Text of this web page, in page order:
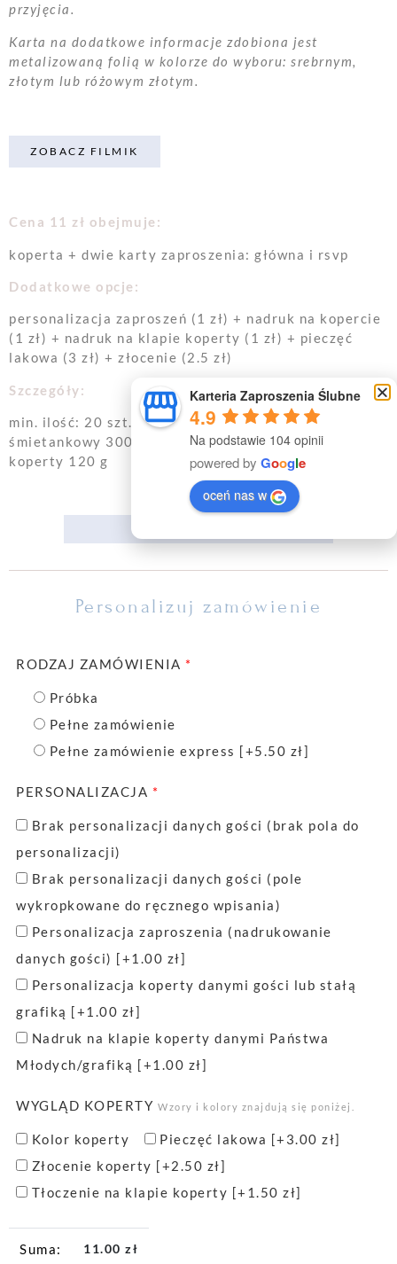
przyjęcia.
Karta na dodatkowe informacje zdobiona jest
metalizowaną folią w kolorze do wyboru: srebrnym,
złotym lub różowym złotym.
ZOBACZ FILMIK
Cena 11 zł obejmuje:
koperta + dwie karty zaproszenia: główna i rsvp
Dodatkowe opcje:
personalizacja zaproszeń (1 zł) + nadruk na kopercie
(1 zł) + nadruk na klapie koperty (1 zł) + pieczęć
lakowa (3 zł) + złocenie (2.5 zł)
Szczegóły:
min. ilość: 20 szt. | wymiary: 11,5 x 16,5 cm | papier:
śmietankowy 300 g | koperta: biała 120 g + wkładka
koperty 120 g
Personalizuj zamówienie
RODZAJ ZAMÓWIENIA *
Próbka
Pełne zamówienie
Pełne zamówienie express [+5.50 zł]
PERSONALIZACJA *
Brak personalizacji danych gości (brak pola do
personalizacji)
Brak personalizacji danych gości (pole
wykropkowane do ręcznego wpisania)
Personalizacja zaproszenia (nadrukowanie
danych gości) [+1.00 zł]
Personalizacja koperty danymi gości lub stałą
grafiką [+1.00 zł]
Nadruk na klapie koperty danymi Państwa
Młodych/grafiką [+1.00 zł]
WYGLĄD KOPERTY Wzory i kolory znajdują się poniżej.
Kolor koperty Pieczęć lakowa [+3.00 zł]
Złocenie koperty [+2.50 zł]
Tłoczenie na klapie koperty [+1.50 zł]
11.00 zł
Karteria Zaproszenia Ślubne
4.9
Na podstawie 104 opinii
powered by Google
oceń nas w